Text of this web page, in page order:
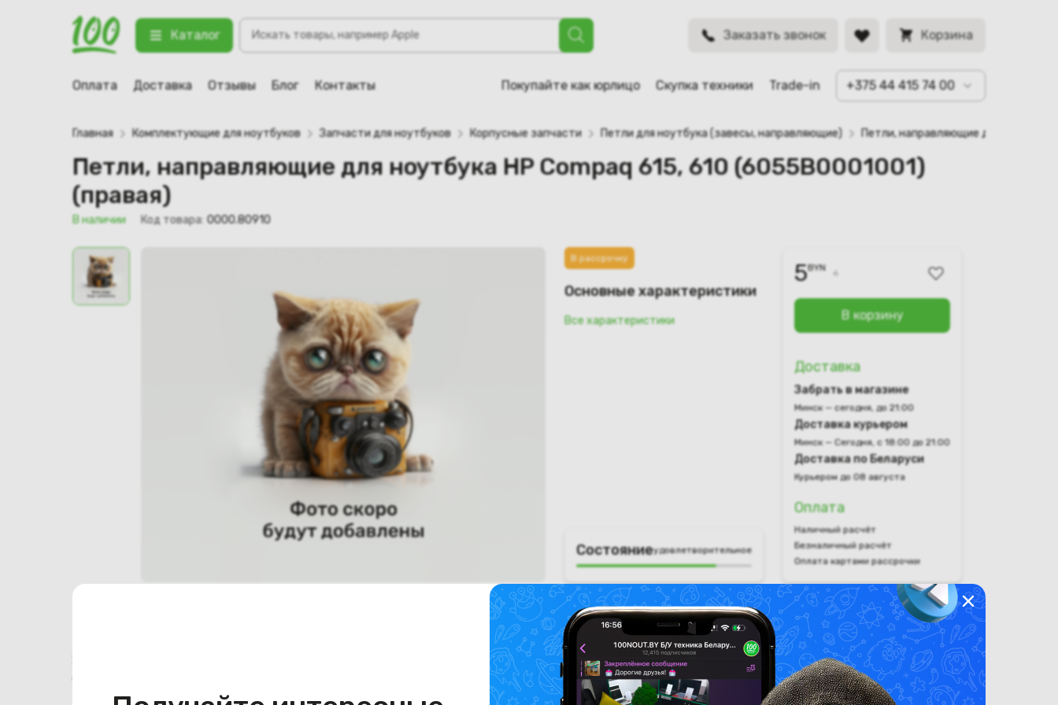
Каталог
товаров
Заказать звонок Корзина
Оплата Доставка Отзывы Блог Контакты Покупайте как юрлицо Скупка техники Trade-in +375 44 415 74 00
Петли, направляющие для ноутбука HP Compaq 615, 610 (6055B0001001) (правая)
123 В наличии
BYN
Главная Комплектующие для ноутбуков Запчасти для ноутбуков Корпусные запчасти Петли для ноутбука (завесы, направляющие) Петли, направляющие для ноутбука
Петли, направляющие для ноутбука HP Compaq 615, 610 (6055B0001001)
(правая)
В наличии Код товара: 0000.80910
В рассрочку
Основные характеристики
Все характеристики
Состояниеудовлетворительное
5BYN 6
В корзину
Доставка
Забрать в магазине
Минск — сегодня, до 21:00
Доставка курьером
Минск — Сегодня, с 18:00 до 21:00
Доставка по Беларуси
Курьером до 08 августа
Оплата
Наличный расчёт
Безналичный расчёт
Оплата картами рассрочки